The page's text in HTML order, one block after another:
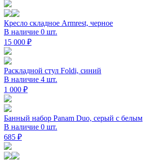
Кресло складное Armrest, черное
В наличие 0 шт.
15 000 ₽
Раскладной стул Foldi, синий
В наличие 4 шт.
1 000 ₽
Банный набор Panam Duo, серый с белым
В наличие 0 шт.
685 ₽